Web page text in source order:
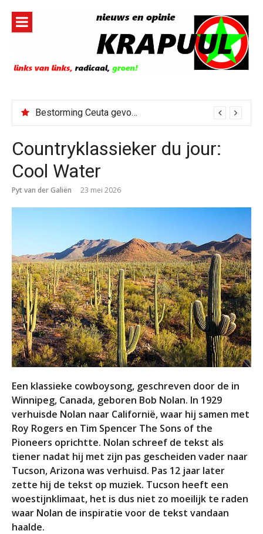
inhoud
Bestorming Ceuta gevolg van op sociale media verspreide hoax?
Reggaeklassieker du jour: Revolution
Countryklassieker du jour:
Cool Water
Pyt van der Galiën 23 mei 2026
Een klassieke cowboysong, geschreven door de in
Winnipeg, Canada, geboren Bob Nolan. In 1929
verhuisde Nolan naar Californië, waar hij samen met
Roy Rogers en Tim Spencer The Sons of the
Pioneers oprichtte. Nolan schreef de tekst als
tiener nadat hij met zijn pas gescheiden vader naar
Tucson, Arizona was verhuisd. Pas 12 jaar later
zette hij de tekst op muziek. Tucson heeft een
woestijnklimaat, het is dus niet zo moeilijk te raden
waar Nolan de inspiratie voor de tekst vandaan
haalde.